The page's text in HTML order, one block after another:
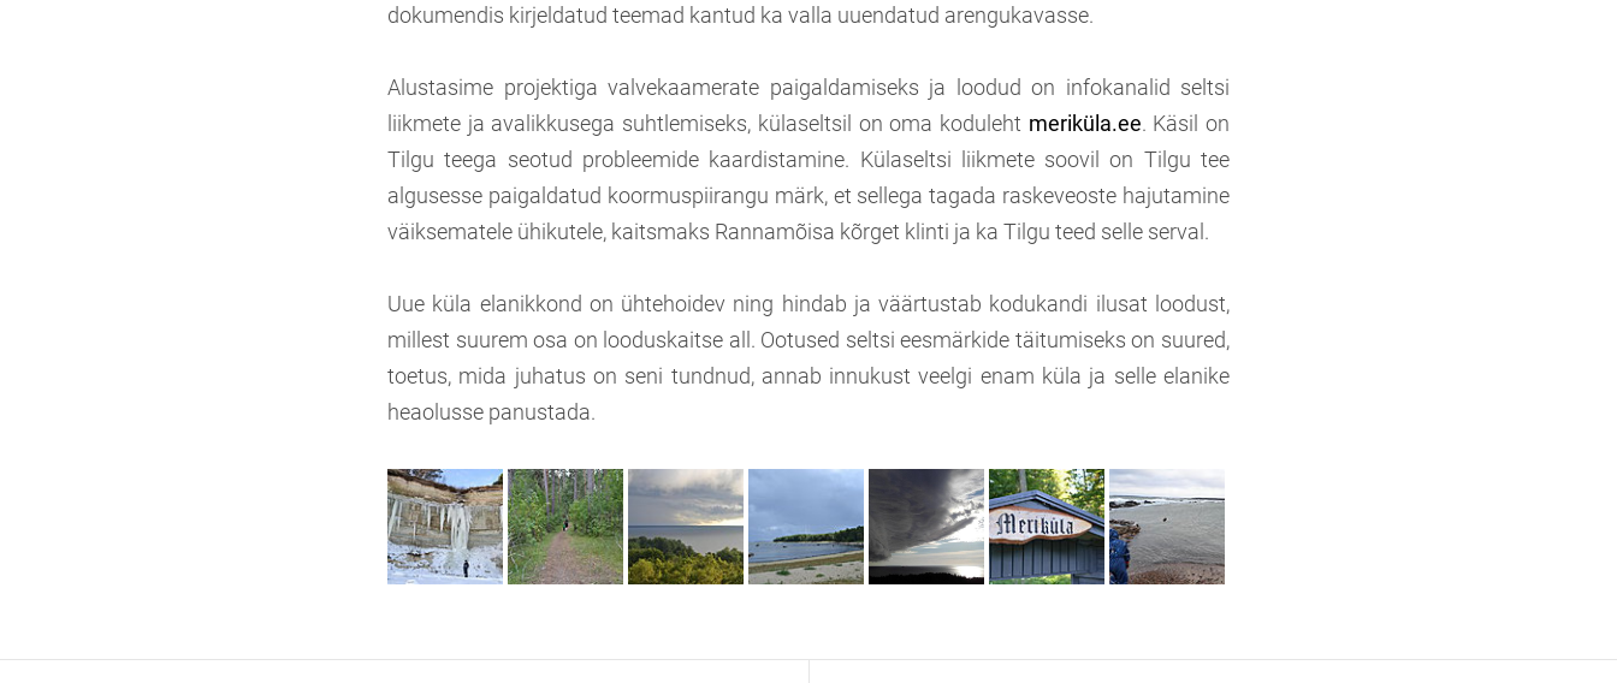
dokumendis kirjeldatud teemad kantud ka valla uuendatud arengukavasse.
Alustasime projektiga valvekaamerate paigaldamiseks ja loodud on infokanalid seltsi
liikmete ja avalikkusega suhtlemiseks, külaseltsil on oma koduleht meriküla.ee. Käsil on
Tilgu teega seotud probleemide kaardistamine. Külaseltsi liikmete soovil on Tilgu tee
algusesse paigaldatud koormuspiirangu märk, et sellega tagada raskeveoste hajutamine
väiksematele ühikutele, kaitsmaks Rannamõisa kõrget klinti ja ka Tilgu teed selle serval.
Uue küla elanikkond on ühtehoidev ning hindab ja väärtustab kodukandi ilusat loodust,
millest suurem osa on looduskaitse all. Ootused seltsi eesmärkide täitumiseks on suured,
toetus, mida juhatus on seni tundnud, annab innukust veelgi enam küla ja selle elanike
heaolusse panustada.